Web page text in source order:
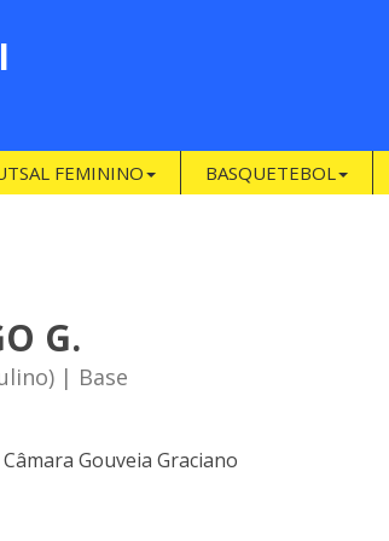
FEMININO BASQUETEBOL
G.
| Base
Gouveia Graciano